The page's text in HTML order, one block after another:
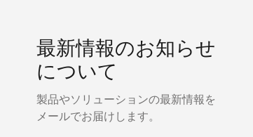
最新情報のお知らせ
について
製品やソリューションの最新情報を
メールでお届けします。